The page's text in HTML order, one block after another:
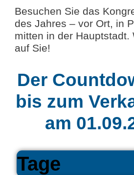
Besuchen Sie das
des Jahres – vor Ort, in
mitten in der Hauptstadt.
auf Sie!
Der
bis zum
am
Tage